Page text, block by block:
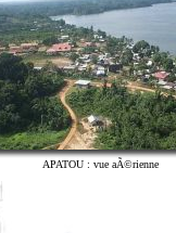
APATOU : vue aÃ©rienne